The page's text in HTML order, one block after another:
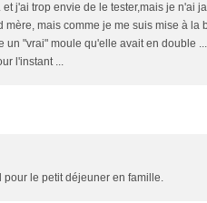
j'ai trop envie de le tester,mais je n'ai
mais comme je me suis mise à la
"vrai" moule qu'elle avait en double
l'instant ...
le petit déjeuner en famille.